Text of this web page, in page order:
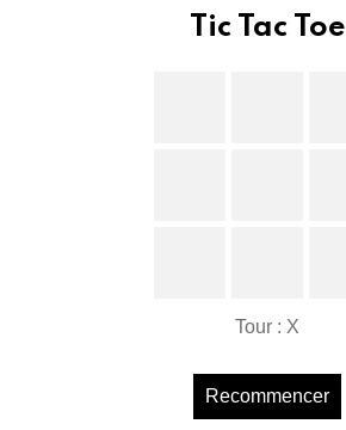
Tic Tac Toe
Tour : X
Recommencer